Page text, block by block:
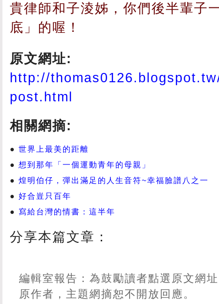
貴律師和子淩姊，你們後半輩子
底」的喔！
原文網址:
http://
post.html
相關網摘:
世界上最美的距離
想到那年「一個運動青年的母親」
煌明伯仔，彈出滿足的人生音符~幸福臉譜八之一
好合豈只百年
寫給台灣的情書：這半年
分享本篇文章：
編輯室報告：為鼓勵讀者點選原文網
原作者，主題網摘恕不開放回應。